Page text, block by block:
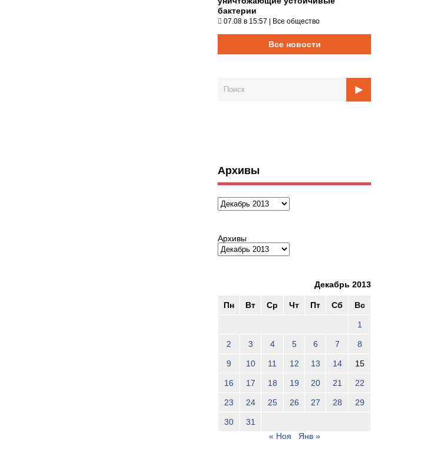
бактерии
07.08 в 15:57 | Все общество
Все новости
Архивы
Архивы
Архивы
Декабрь 2013
Пн Вт Ср Чт Пт Сб Вс
1
2 3 4 5 6 7 8
9 10 11 12 13 14 15
16 17 18 19 20 21 22
23 24 25 26 27 28 29
30
31
« Ноя
Янв »